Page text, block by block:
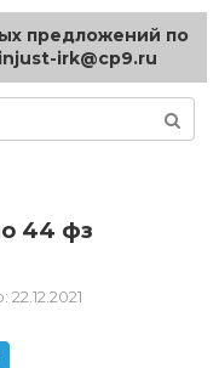
автомобили
44 фз
22.12.2021
предложений по
irk@cp9.ru